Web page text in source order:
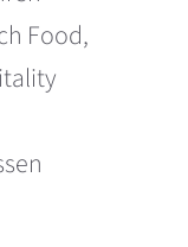
Food,